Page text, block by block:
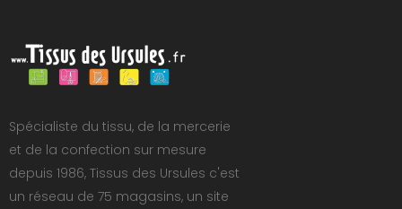
Spécialiste du tissu, de la mercerie
et de la confection sur mesure
depuis 1986, Tissus des Ursules c'est
un réseau de 75 magasins, un site